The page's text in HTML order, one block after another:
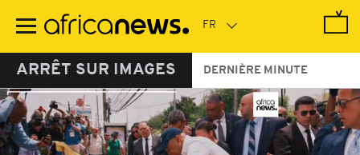
contenu
ARRÊT SUR IMAGES DERNIÈRE MINUTE